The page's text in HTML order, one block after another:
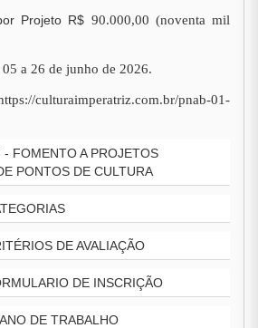
Projeto R$ 90.000,00 (noventa mil
a 26 de junho de 2026.
culturaimperatriz.com.br/pnab-01-
- FOMENTO A PROJETOS
PONTOS DE CULTURA
DE AVALIAÇÃO
DE INSCRIÇÃO
DE TRABALHO